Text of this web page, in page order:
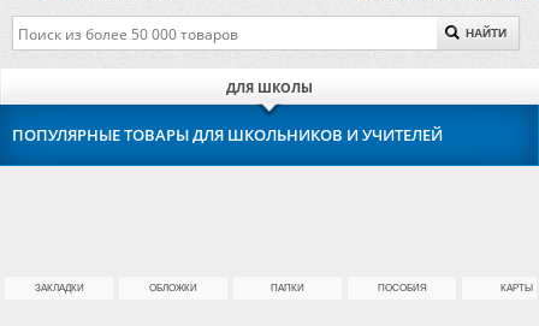
О КОМПАНИИ
НАЙТИ
ДЛЯ ШКОЛЫ
ПОПУЛЯРНЫЕ ТОВАРЫ ДЛЯ ШКОЛЬНИКОВ И УЧИТЕЛЕЙ
ЗАКЛАДКИ ОБЛОЖКИ ПАПКИ ПОСОБИЯ КАРТЫ